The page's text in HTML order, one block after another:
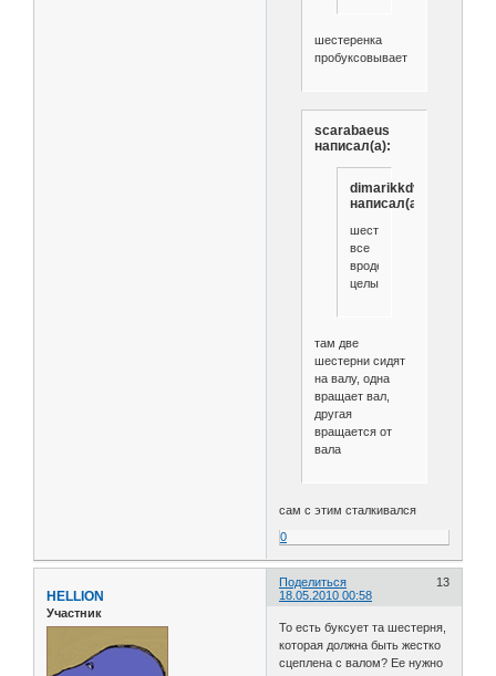
шестеренка
пробуксовывает
scarabaeus
написал(а):
dimarikkdv
написал(а):
шестеренки
все
вроде
целые
там две
шестерни сидят
на валу, одна
вращает вал,
другая
вращается от
вала
сам с этим сталкивался
0
Поделиться
13
18.05.2010 00:58
HELLION
Участник
То есть буксует та шестерня,
которая должна быть жестко
сцеплена с валом? Ее нужно